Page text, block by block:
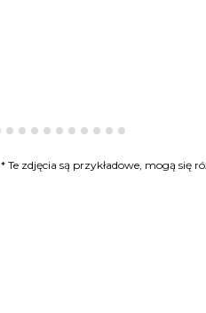
* Te zdjęcia są przykładowe, mogą